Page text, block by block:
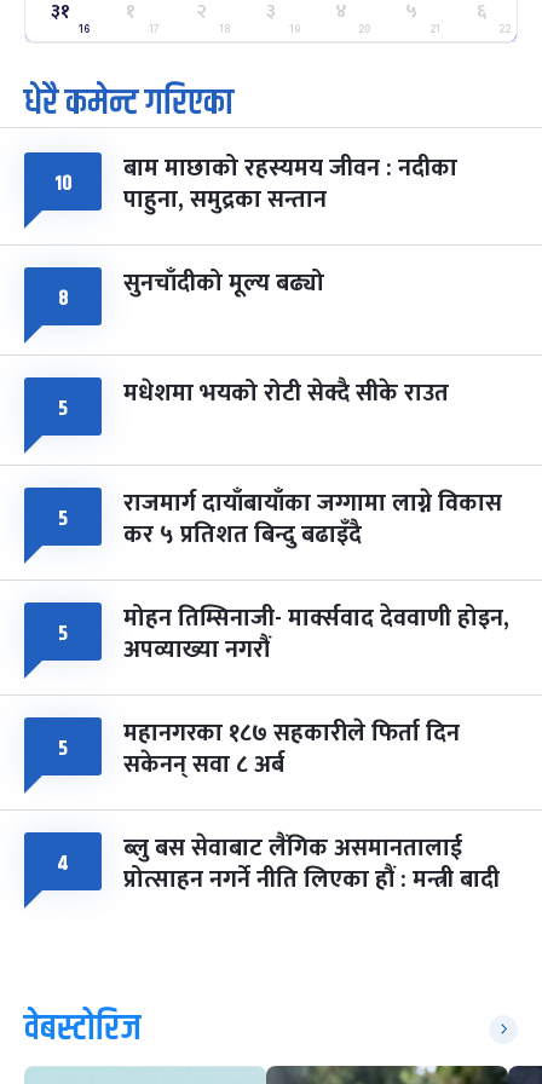
२५
मंगल
ग्याल्पो ल्होसार
फाल्गुन २५, २०८३ Mar 9, 2027
७ महिना बाँकी
७ पूर्णिमा व्रत
चैत्र ७, २०८३-Mar 21, 2027
८
सोम
फागुपूर्णिमा
चैत्र ८, २०८३-Mar 22, 2027
७ महिना बाँकी
३१
16
१
17
२
18
३
19
४
20
५
21
६
22
धेरै कमेन्ट गरिएका
१० बाम माछाको रहस्यमय जीवन : नदीका
पाहुना, समुद्रका सन्तान
८ सुनचाँदीको मूल्य बढ्यो
५ मधेशमा भयको रोटी सेक्दै सीके राउत
५ राजमार्ग दायाँबायाँका जग्गामा लाग्ने विकास
कर ५ प्रतिशत बिन्दु बढाइँदै
५ मोहन तिम्सिनाजी- मार्क्सवाद देववाणी होइन,
अपव्याख्या नगरौं
५ महानगरका १८७ सहकारीले फिर्ता दिन
सकेनन् सवा ८ अर्ब
४ ब्लु बस सेवाबाट लैंगिक असमानतालाई
प्रोत्साहन नगर्ने नीति लिएका हौं : मन्त्री बादी
वेबस्टोरिज